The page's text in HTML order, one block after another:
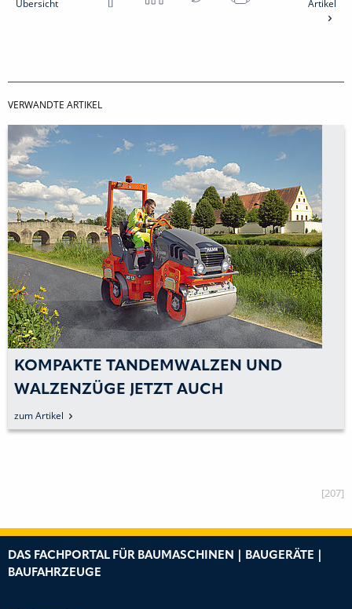
Übersicht Artikel
VERWANDTE ARTIKEL
KOMPAKTE TANDEMWALZEN UND
WALZENZÜGE JETZT AUCH
VOLLELEKTRISCH
zum Artikel
[207]
DAS FACHPORTAL FÜR BAUMASCHINEN | BAUGERÄTE |
BAUFAHRZEUGE